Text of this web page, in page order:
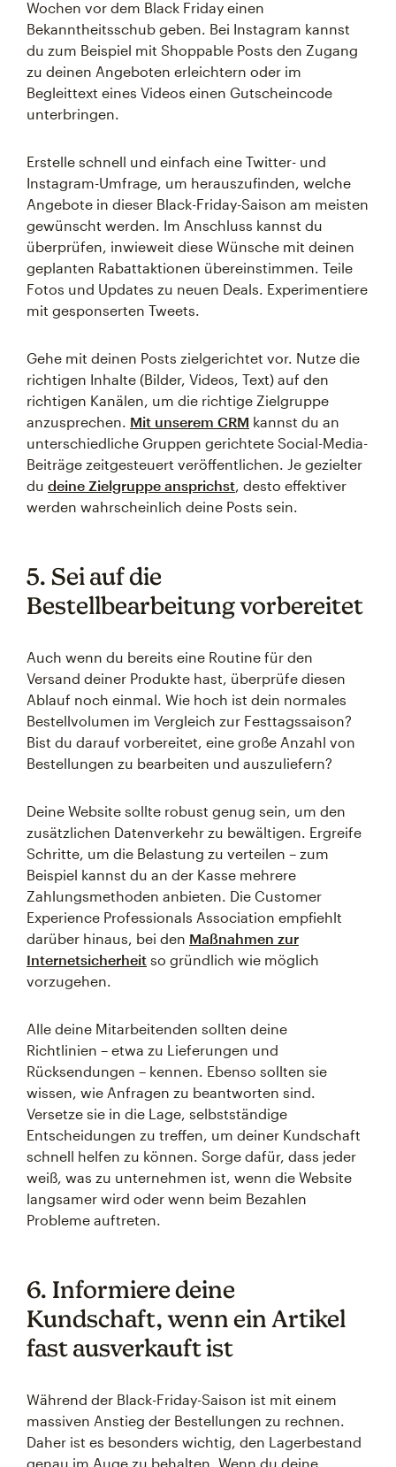
Wochen vor dem Black Friday einen
Bekanntheitsschub geben. Bei Instagram kannst
du zum Beispiel mit Shoppable Posts den Zugang
zu deinen Angeboten erleichtern oder im
Begleittext eines Videos einen Gutscheincode
unterbringen.
Erstelle schnell und einfach eine Twitter- und
Instagram-Umfrage, um herauszufinden, welche
Angebote in dieser Black-Friday-Saison am meisten
gewünscht werden. Im Anschluss kannst du
überprüfen, inwieweit diese Wünsche mit deinen
geplanten Rabattaktionen übereinstimmen. Teile
Fotos und Updates zu neuen Deals. Experimentiere
mit gesponserten Tweets.
Gehe mit deinen Posts zielgerichtet vor. Nutze die
richtigen Inhalte (Bilder, Videos, Text) auf den
richtigen Kanälen, um die richtige Zielgruppe
anzusprechen. Mit unserem CRM kannst du an
unterschiedliche Gruppen gerichtete Social-Media-
Beiträge zeitgesteuert veröffentlichen. Je gezielter
du deine Zielgruppe ansprichst, desto effektiver
werden wahrscheinlich deine Posts sein.
5. Sei auf die
Bestellbearbeitung vorbereitet
Auch wenn du bereits eine Routine für den
Versand deiner Produkte hast, überprüfe diesen
Ablauf noch einmal. Wie hoch ist dein normales
Bestellvolumen im Vergleich zur Festtagssaison?
Bist du darauf vorbereitet, eine große Anzahl von
Bestellungen zu bearbeiten und auszuliefern?
Deine Website sollte robust genug sein, um den
zusätzlichen Datenverkehr zu bewältigen. Ergreife
Schritte, um die Belastung zu verteilen – zum
Beispiel kannst du an der Kasse mehrere
Zahlungsmethoden anbieten. Die Customer
Experience Professionals Association empfiehlt
darüber hinaus, bei den Maßnahmen zur
Internetsicherheit so gründlich wie möglich
vorzugehen.
Alle deine Mitarbeitenden sollten deine
Richtlinien – etwa zu Lieferungen und
Rücksendungen – kennen. Ebenso sollten sie
wissen, wie Anfragen zu beantworten sind.
Versetze sie in die Lage, selbstständige
Entscheidungen zu treffen, um deiner Kundschaft
schnell helfen zu können. Sorge dafür, dass jeder
weiß, was zu unternehmen ist, wenn die Website
langsamer wird oder wenn beim Bezahlen
Probleme auftreten.
6. Informiere deine
Kundschaft, wenn ein Artikel
fast ausverkauft ist
Während der Black-Friday-Saison ist mit einem
massiven Anstieg der Bestellungen zu rechnen.
Daher ist es besonders wichtig, den Lagerbestand
genau im Auge zu behalten. Wenn du deine